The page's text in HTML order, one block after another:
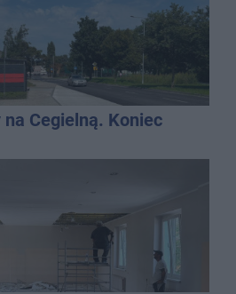
na Cegielną. Koniec